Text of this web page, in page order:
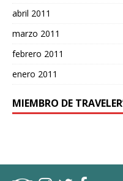
abril 2011
marzo 2011
febrero 2011
enero 2011
MIEMBRO DE